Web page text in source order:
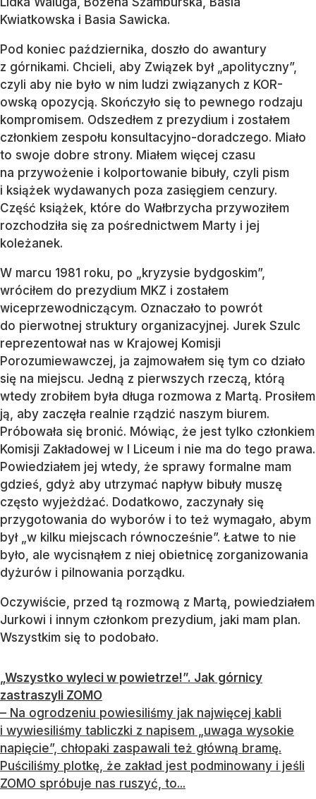
Kwiatkowska i Basia Sawicka.
Pod koniec października, doszło do awantury
z górnikami. Chcieli, aby Związek był „apolityczny”,
czyli aby nie było w nim ludzi związanych z KOR-
owską opozycją. Skończyło się to pewnego rodzaju
kompromisem. Odszedłem z prezydium i zostałem
członkiem zespołu konsultacyjno-doradczego. Miało
to swoje dobre strony. Miałem więcej czasu
na przywożenie i kolportowanie bibuły, czyli pism
i książek wydawanych poza zasięgiem cenzury.
Część książek, które do Wałbrzycha przywoziłem
rozchodziła się za pośrednictwem Marty i jej
koleżanek.
W marcu 1981 roku, po „kryzysie bydgoskim”,
wróciłem do prezydium MKZ i zostałem
wiceprzewodniczącym. Oznaczało to powrót
do pierwotnej struktury organizacyjnej. Jurek Szulc
reprezentował nas w Krajowej Komisji
Porozumiewawczej, ja zajmowałem się tym co działo
się na miejscu. Jedną z pierwszych rzeczą, którą
wtedy zrobiłem była długa rozmowa z Martą. Prosiłem
ją, aby zaczęła realnie rządzić naszym biurem.
Próbowała się bronić. Mówiąc, że jest tylko członkiem
Komisji Zakładowej w I Liceum i nie ma do tego prawa.
Powiedziałem jej wtedy, że sprawy formalne mam
gdzieś, gdyż aby utrzymać napływ bibuły muszę
często wyjeżdżać. Dodatkowo, zaczynały się
przygotowania do wyborów i to też wymagało, abym
był „w kilku miejscach równocześnie”. Łatwe to nie
było, ale wycisnąłem z niej obietnicę zorganizowania
dyżurów i pilnowania porządku.
Oczywiście, przed tą rozmową z Martą, powiedziałem
Jurkowi i innym członkom prezydium, jaki mam plan.
Wszystkim się to podobało.
„Wszystko wyleci w powietrze!”. Jak górnicy
zastraszyli ZOMO
– Na ogrodzeniu powiesiliśmy jak najwięcej kabli
i wywiesiliśmy tabliczki z napisem „uwaga wysokie
napięcie”, chłopaki zaspawali też główną bramę.
Puściliśmy plotkę, że zakład jest podminowany i jeśli
ZOMO spróbuje nas ruszyć, to...